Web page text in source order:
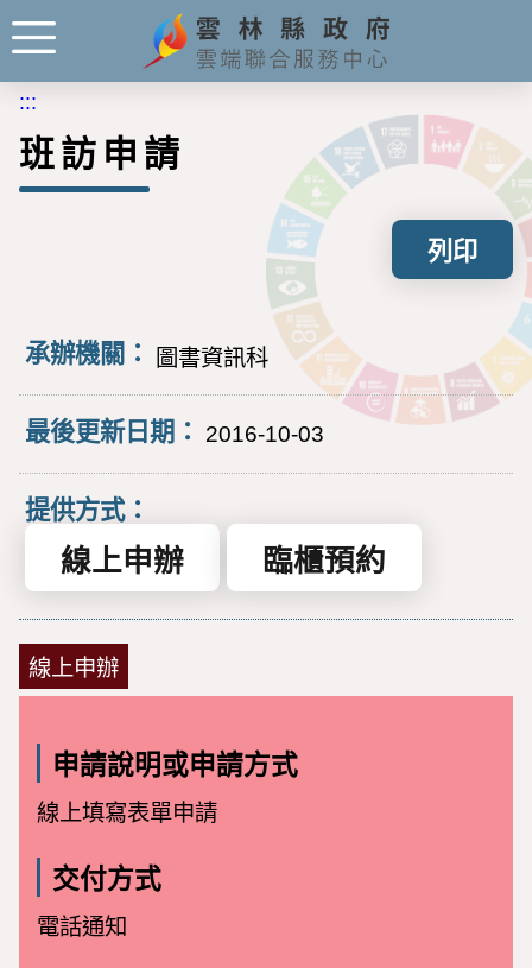
:::
班訪申請
列印
承辦機關： 圖書資訊科
最後更新日期： 2016-10-03
提供方式：
線上申辦 臨櫃預約
線上申辦
申請說明或申請方式
線上填寫表單申請
交付方式
電話通知